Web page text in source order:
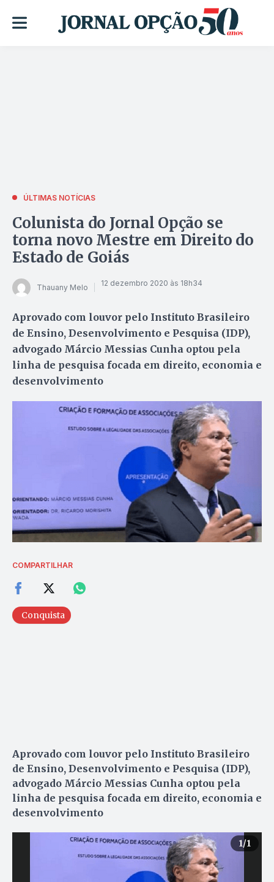
ÚLTIMAS NOTÍCIAS
Colunista do Jornal Opção se
torna novo Mestre em Direito do
Estado de Goiás
Thauany Melo 12 dezembro 2020 às 18h34
Aprovado com louvor pelo Instituto Brasileiro
de Ensino, Desenvolvimento e Pesquisa (IDP),
advogado Márcio Messias Cunha optou pela
linha de pesquisa focada em direito, economia e
desenvolvimento
COMPARTILHAR
Conquista
Aprovado com louvor pelo Instituto Brasileiro
de Ensino, Desenvolvimento e Pesquisa (IDP),
advogado Márcio Messias Cunha optou pela
linha de pesquisa focada em direito, economia e
desenvolvimento
1/1